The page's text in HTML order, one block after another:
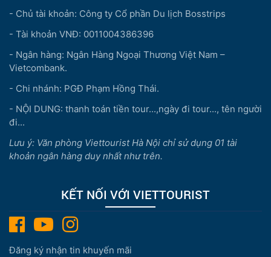
- Chủ tài khoản: Công ty Cổ phần Du lịch Bosstrips
- Tài khoản VNĐ: 0011004386396
- Ngân hàng: Ngân Hàng Ngoại Thương Việt Nam –
Vietcombank.
- Chi nhánh: PGĐ Phạm Hồng Thái.
- NỘI DUNG: thanh toán tiền tour...,ngày đi tour..., tên người
đi...
Lưu ý: Văn phòng Viettourist Hà Nội chỉ sử dụng 01 tài
khoản ngân hàng duy nhất như trên.
KẾT NỐI VỚI VIETTOURIST
Đăng ký nhận tin khuyến mãi